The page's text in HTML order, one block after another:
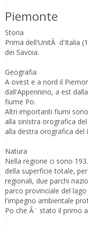
Piemonte
Storia
Prima dell'UnitÃ d'Italia
dei Savoia.
Geografia
A ovest e a nord il
dall'Appennino, a est dalla pianura
fiume Po.
Altri importanti fiumi
alla sinistra orografica
alla destra orografica del
Natura
Nella regione ci sono
della superficie totale,
regionali, due parchi nazionali Gran Paradiso e Val Grande ed un
parco provinciale del
l'impegno ambientale
Po che Ã¨ stato il primo